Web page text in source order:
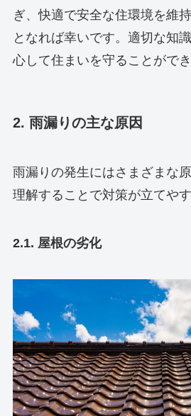
ぎ、快適で安全な住環境を維
となれば幸いです。適切な知
心して住まいを守ることができ
2. 雨漏りの主な原因
雨漏りの発生にはさまざまな
理解することで対策が立てやす
2.1. 屋根の劣化